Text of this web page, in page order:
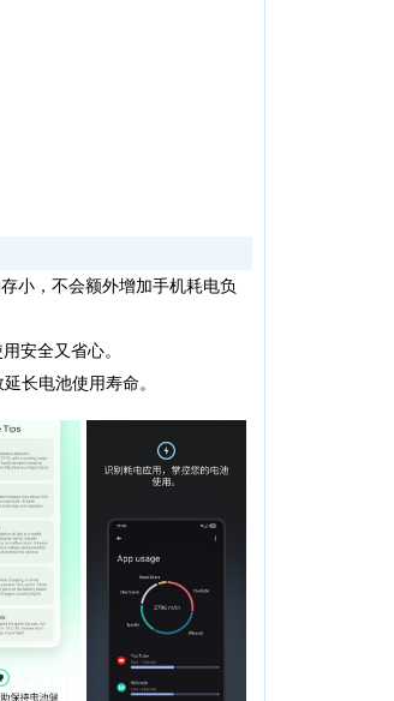
小，不会额外增加手机耗电负
安全又省心。
长电池使用寿命。